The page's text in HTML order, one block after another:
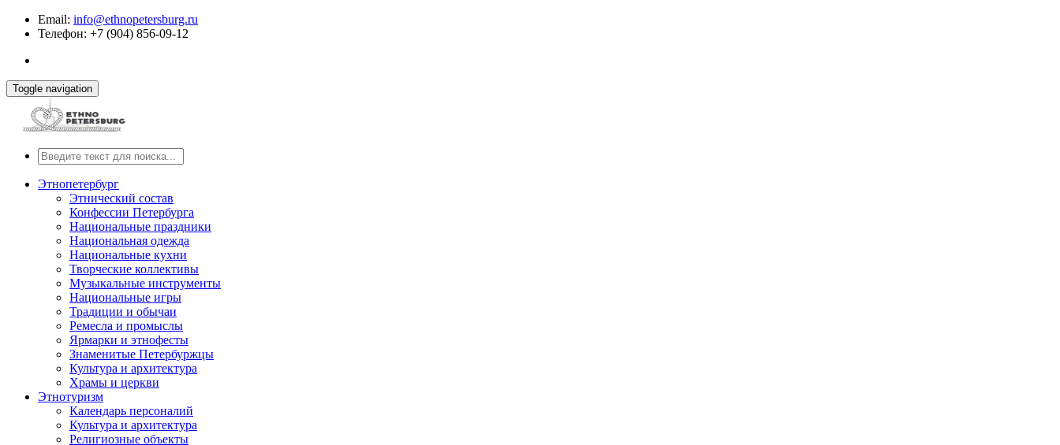
Email: info@ethnopetersburg.ru
Телефон: +7 (904) 856-09-12
Toggle navigation
Этнопетербург
Этнический состав
Конфессии Петербурга
Национальные праздники
Национальная одежда
Национальные кухни
Творческие коллективы
Музыкальные инструменты
Национальные игры
Традиции и обычаи
Ремесла и промыслы
Ярмарки и этнофесты
Знаменитые Петербуржцы
Культура и архитектура
Храмы и церкви
Этнотуризм
Календарь персоналий
Культура и архитектура
Религиозные объекты